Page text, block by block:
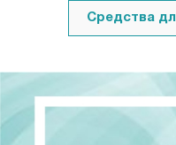
Средства